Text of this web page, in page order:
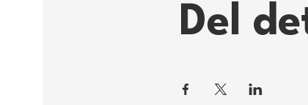
Del